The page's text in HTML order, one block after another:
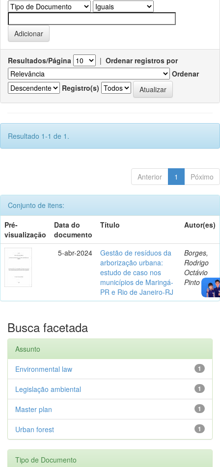
Resultados/Página | Ordenar registros por
Ordenar
Registro(s)
Resultado 1-1 de 1.
Anterior 1 Póximo
Conjunto de itens:
Pré-
visualização
Data do
documento
Título Autor(es)
5-abr-2024
Gestão de resíduos da
arborização urbana:
estudo de caso nos
municípios de Maringá-
PR e Rio de Janeiro-RJ
Borges,
Rodrigo
Octávio
Pinto
Busca facetada
Assunto
1
Environmental law
1
Legislação ambiental
1
Master plan
1
Urban forest
Tipo de Documento